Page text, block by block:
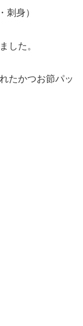
刺身）
した。
たかつお節パッ